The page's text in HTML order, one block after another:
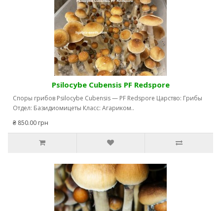
Psilocybe Cubensis PF Redspore
Споры грибов Psilocybe Cubensis — PF Redspore Царство: Грибы
Отдел: Базидиомицеты Класс: Агариком..
₴ 850.00 грн